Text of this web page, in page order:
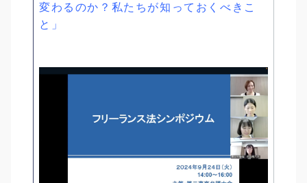
変わるのか？私たちが知っておくべきこ
と」